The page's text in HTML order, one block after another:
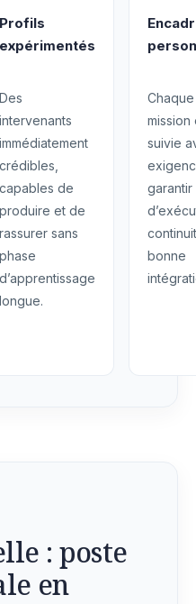
Profils
expérimentés
Des
intervenants
immédiatement
crédibles,
capables de
produire et de
rassurer sans
phase
d’apprentissage
longue.
Chaque
mission
suivie
garantir
bonne
: poste
en